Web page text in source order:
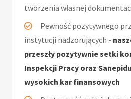
tworzenia własnej
Pewność pozytywnego
instytucji nadzorujących -
przeszły pozytywnie setki
Inspekcji Pracy oraz
wysokich kar finansowych